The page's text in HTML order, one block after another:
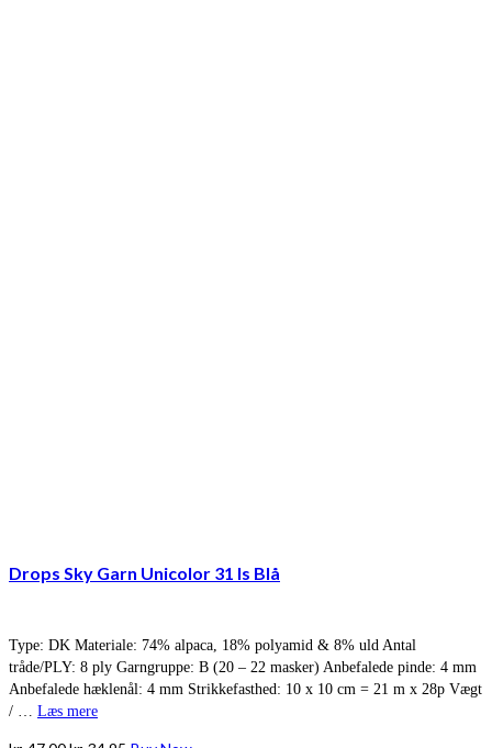
Drops Sky Garn Unicolor 31 Is Blå
Type: DK Materiale: 74% alpaca, 18% polyamid & 8% uld Antal
tråde/PLY: 8 ply Garngruppe: B (20 – 22 masker) Anbefalede pinde: 4 mm
Anbefalede hæklenål: 4 mm Strikkefasthed: 10 x 10 cm = 21 m x 28p Vægt
/ … Læs mere